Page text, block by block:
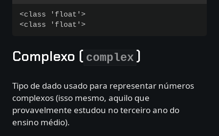
<class 'float'>
Complexo ( complex )
Tipo de dado usado para representar números
complexos (isso mesmo, aquilo que
provavelmente estudou no terceiro ano do
ensino médio).